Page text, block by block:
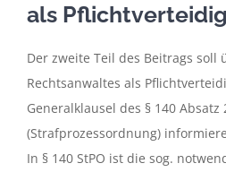
als
Der zweite Teil des Beitrags soll
Rechtsanwaltes als
Generalklausel des § 140 Absatz
(Strafprozessordnung)
In § 140 StPO ist die sog.